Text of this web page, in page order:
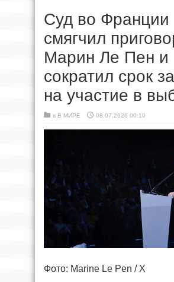
Суд во Франции
смягчил
Марин Ле Пен и
сократил срок
на участие в
в В МИРЕ 08.07.2026 00:10
Фото: Marine Le Pen / X